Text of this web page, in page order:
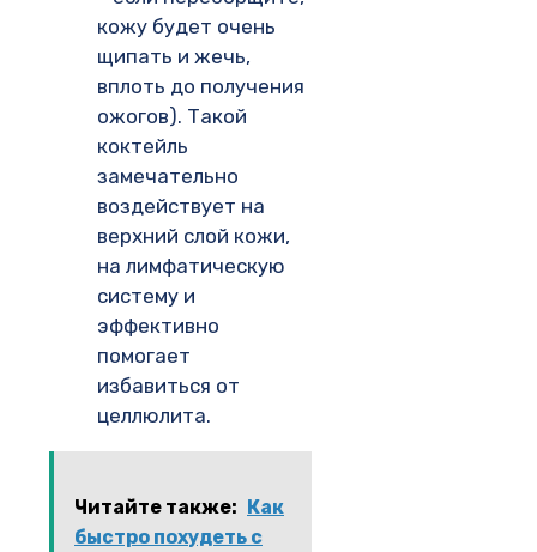
кожу будет очень
щипать и жечь,
вплоть до получения
ожогов). Такой
коктейль
замечательно
воздействует на
верхний слой кожи,
на лимфатическую
систему и
эффективно
помогает
избавиться от
целлюлита.
Читайте также:
Как
быстро похудеть с